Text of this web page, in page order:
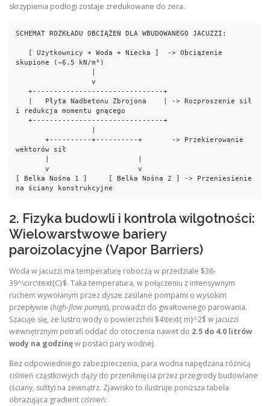
skrzypienia podłogi zostaje zredukowane do zera.
SCHEMAT ROZKŁADU OBCIĄŻEŃ DLA WBUDOWANEGO JACUZZI:
skupione (~6.5 kN/m²)
                  v
   +-------------------------------+
i redukcja momentu gnącego
   +-------------------------------+
       +----------+----------+       -> Przekierowanie
wektorów sił
       v                     v
[ Belka Nośna 1 ]     [ Belka Nośna 2 ] -> Przeniesienie
2. Fizyka budowli i kontrola wilgotności:
Wielowarstwowe bariery
paroizolacyjne (Vapor Barriers)
Woda w jacuzzi ma temperaturę roboczą w przedziale $36-
39^\circ\text{C}$. Taka temperatura, w połączeniu z intensywnym
ruchem wywołanym przez dysze zasilane pompami o wysokim
przepływie (high-flow pumps), prowadzi do gwałtownego parowania.
Szacuje się, że lustro wody o powierzchni $4\text{ m}^2$ w jacuzzi
wewnętrznym potrafi oddać do otoczenia nawet do 2.5 do 4.0 litrów
wody na godzinęw postaci pary wodnej.
Bez odpowiedniego zabezpieczenia, para wodna napędzana różnicą
ciśnień cząstkowych dąży do przeniknięcia przez przegrody budowlane
(ściany, suﬁty) na zewnątrz. Zjawisko to ilustruje poniższa tabela
obrazująca gradient ciśnień: